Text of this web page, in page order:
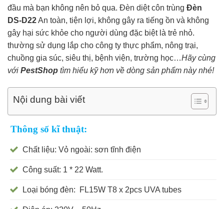
đầu mà bạn không nên bỏ qua. Đèn diệt côn trùng Đèn
DS-D22An toàn, tiện lợi, không gây ra tiếng ồn và không
gây hại sức khỏe cho người dùng đặc biệt là trẻ nhỏ.
thường sử dụng lắp cho công ty thực phẩm, nông trại,
chuồng gia súc, siêu thị, bệnh viện, trường học…Hãy cùng
với PestShop tìm hiểu kỹ hơn về dòng sản phẩm này nhé!
Nội dung bài viết
Thông số kĩ thuật:
Chất liệu: Vỏ ngoài: sơn tĩnh điện
Công suất: 1 * 22 Watt.
Loại bóng đèn: FL15W T8 x 2pcs UVA tubes